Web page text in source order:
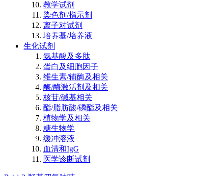
教学试剂
染色剂/指示剂
离子对试剂
培养基/培养液
生化试剂
氨基酸及多肽
蛋白及细胞因子
维生素/辅酶及相关
酶/酶激活剂及相关
核苷/碱基相关
酯/脂肪酸/磷酯及相关
植物学及相关
糖生物学
缓冲溶液
血清和IgG
医学诊断试剂